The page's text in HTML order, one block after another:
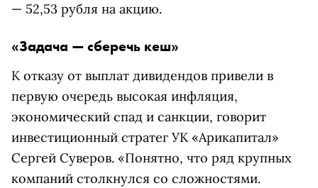
— 52,53 рубля на акцию.
«Задача — сберечь кеш»
К отказу от выплат дивидендов привели в
первую очередь высокая инфляция,
экономический спад и санкции, говорит
инвестиционный стратег УК «Арикапитал»
Сергей Суверов. «Понятно, что ряд крупных
компаний столкнулся со сложностями.